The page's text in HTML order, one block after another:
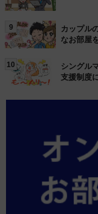
9
カップル
なお部屋
10
シングル
支援制度